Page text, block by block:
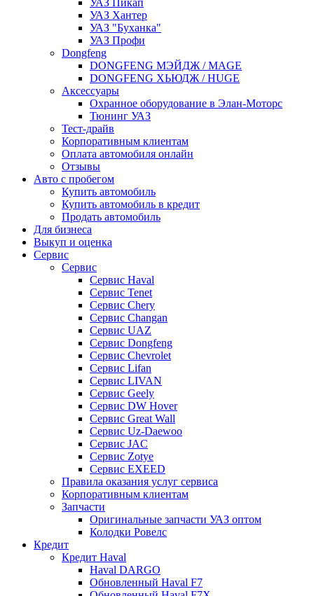
УАЗ Пикап
УАЗ Хантер
УАЗ "Буханка"
УАЗ Профи
Dongfeng
DONGFENG МЭЙДЖ / MAGE
DONGFENG ХЬЮДЖ / HUGE
Аксессуары
Охранное оборудование в Элан-Моторс
Тюнинг УАЗ
Тест-драйв
Корпоративным клиентам
Оплата автомобиля онлайн
Отзывы
Авто с пробегом
Купить автомобиль
Купить автомобиль в кредит
Продать автомобиль
Для бизнеса
Выкуп и оценка
Сервис
Сервис
Сервис Haval
Сервис Tenet
Сервис Chery
Сервис Changan
Сервис UAZ
Сервис Dongfeng
Сервис Chevrolet
Сервис Lifan
Сервис LIVAN
Сервис Geely
Сервис DW Hover
Сервис Great Wall
Сервис Uz-Daewoo
Сервис JAC
Сервис Zotye
Сервис EXEED
Правила оказания услуг сервиса
Корпоративным клиентам
Запчасти
Оригинальные запчасти УАЗ оптом
Колодки Ровелс
Кредит
Кредит Haval
Haval DARGO
Обновленный Haval F7